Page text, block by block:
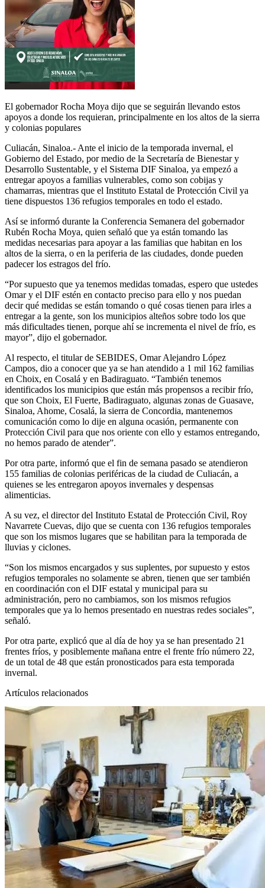
El gobernador Rocha Moya dijo que se seguirán llevando estos
apoyos a donde los requieran, principalmente en los altos de la sierra
y colonias populares
Culiacán, Sinaloa.- Ante el inicio de la temporada invernal, el
Gobierno del Estado, por medio de la Secretaría de Bienestar y
Desarrollo Sustentable, y el Sistema DIF Sinaloa, ya empezó a
entregar apoyos a familias vulnerables, como son cobijas y
chamarras, mientras que el Instituto Estatal de Protección Civil ya
tiene dispuestos 136 refugios temporales en todo el estado.
Así se informó durante la Conferencia Semanera del gobernador
Rubén Rocha Moya, quien señaló que ya están tomando las
medidas necesarias para apoyar a las familias que habitan en los
altos de la sierra, o en la periferia de las ciudades, donde pueden
padecer los estragos del frío.
“Por supuesto que ya tenemos medidas tomadas, espero que ustedes
Omar y el DIF estén en contacto preciso para ello y nos puedan
decir qué medidas se están tomando o qué cosas tienen para irles a
entregar a la gente, son los municipios alteños sobre todo los que
más dificultades tienen, porque ahí se incrementa el nivel de frío, es
mayor”, dijo el gobernador.
Al respecto, el titular de SEBIDES, Omar Alejandro López
Campos, dio a conocer que ya se han atendido a 1 mil 162 familias
en Choix, en Cosalá y en Badiraguato. “También tenemos
identificados los municipios que están más propensos a recibir frío,
que son Choix, El Fuerte, Badiraguato, algunas zonas de Guasave,
Sinaloa, Ahome, Cosalá, la sierra de Concordia, mantenemos
comunicación como lo dije en alguna ocasión, permanente con
Protección Civil para que nos oriente con ello y estamos entregando,
no hemos parado de atender”.
Por otra parte, informó que el fin de semana pasado se atendieron
155 familias de colonias periféricas de la ciudad de Culiacán, a
quienes se les entregaron apoyos invernales y despensas
alimenticias.
A su vez, el director del Instituto Estatal de Protección Civil, Roy
Navarrete Cuevas, dijo que se cuenta con 136 refugios temporales
que son los mismos lugares que se habilitan para la temporada de
lluvias y ciclones.
“Son los mismos encargados y sus suplentes, por supuesto y estos
refugios temporales no solamente se abren, tienen que ser también
en coordinación con el DIF estatal y municipal para su
administración, pero no cambiamos, son los mismos refugios
temporales que ya lo hemos presentado en nuestras redes sociales”,
señaló.
Por otra parte, explicó que al día de hoy ya se han presentado 21
frentes fríos, y posiblemente mañana entre el frente frío número 22,
de un total de 48 que están pronosticados para esta temporada
invernal.
Artículos relacionados